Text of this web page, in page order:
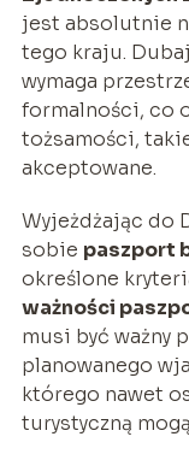
jest absolutnie
tego kraju.
wymaga
formalności, co
tożsamości,
akceptowane.
Wyjeżdżając do
sobie paszport
określone
ważności
musi być ważny
planowanego
którego nawet
turystyczną